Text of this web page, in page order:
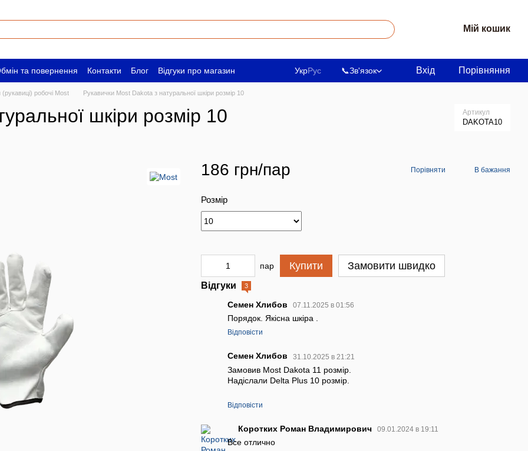
Мій кошик
та повернення Контакти Блог
Відгуки про магазин
Вакансії
УкрРус 📞Зв'язок Вхід Порівняння
робочі Most Рукавички Most Dakota з натуральної шкіри розмір 10
шкіри розмір 10 Артикул
DAKOTA10
186 грн/пар Порівняти В бажання
Розмір
пар Купити Замовити швидко
Відгуки 3
Семен Хлибов 07.11.2025 в 01:56
Порядок. Якісна шкіра .
Відповісти
Семен Хлибов 31.10.2025 в 21:21
Замовив Most Dakota 11 розмір.
Надіслали Delta Plus 10 розмір.
Відповісти
Коротких Роман Владимирович 09.01.2024 в 19:11
Все отлично